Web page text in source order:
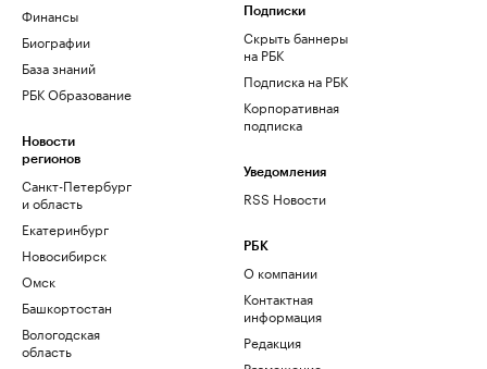
Финансы
Биографии
База знаний
РБК Образование
Новости
регионов
Санкт-Петербург
и область
Екатеринбург
Новосибирск
Омск
Башкортостан
Вологодская
область
Подписки
Скрыть баннеры
на РБК
Подписка на РБК
Корпоративная
подписка
Уведомления
RSS Новости
РБК
О компании
Контактная
информация
Редакция